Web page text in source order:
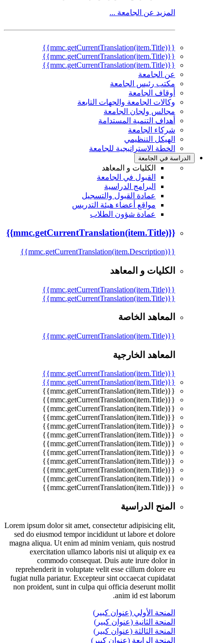
المزيد عن الجامعة ...
{{mmc.getCurrentTranslation(item.Title)}}
{{mmc.getCurrentTranslation(item.Title)}}
{{mmc.getCurrentTranslation(item.Title)}}
عن الجامعة
مكتب رئيس الجامعة
أوقاف الجامعة
وكالات الجامعة والجهات التابعة
مجالس ولجان الجامعة
أهداف التنمية المستدامة
شركاء الجامعة
الهيكل التنظيمي
الخطة الاستراتيجية للجامعة
الدراسة في الجامعة
الكليات و المعاهد
القبول في الجامعة
البرامج الدراسية
عمادة القبول والتسجيل
مواقع أعضاء هيئة التدريس
عمادة شؤون الطلاب
{{mmc.getCurrentTranslation(item.Title)}}
{{mmc.getCurrentTranslation(item.Description)}}
الكليات و المعاهد
{{mmc.getCurrentTranslation(item.Title)}}
{{mmc.getCurrentTranslation(item.Title)}}
المعاهد الخاصة
{{mmc.getCurrentTranslation(item.Title)}}
المعاهد الخارجية
{{mmc.getCurrentTranslation(item.Title)}}
{{mmc.getCurrentTranslation(item.Title)}}
{{mmc.getCurrentTranslation(item.Title)}}
{{mmc.getCurrentTranslation(item.Title)}}
{{mmc.getCurrentTranslation(item.Title)}}
{{mmc.getCurrentTranslation(item.Title)}}
{{mmc.getCurrentTranslation(item.Title)}}
{{mmc.getCurrentTranslation(item.Title)}}
{{mmc.getCurrentTranslation(item.Title)}}
{{mmc.getCurrentTranslation(item.Title)}}
{{mmc.getCurrentTranslation(item.Title)}}
{{mmc.getCurrentTranslation(item.Title)}}
{{mmc.getCurrentTranslation(item.Title)}}
{{mmc.getCurrentTranslation(item.Title)}}
المنح الدراسية
Lorem ipsum dolor sit amet, consectetur adipisicing elit,
sed do eiusmod tempor incididunt ut labore et dolore
magna aliqua. Ut enim ad minim veniam, quis nostrud
exercitation ullamco laboris nisi ut aliquip ex ea
commodo consequat. Duis aute irure dolor in
reprehenderit in voluptate velit esse cillum dolore eu
fugiat nulla pariatur. Excepteur sint occaecat cupidatat
non proident, sunt in culpa qui officia deserunt mollit
anim id est laborum.
المنحة الأولي (عنوان كبير)
المنحة الثانية (عنوان كبير)
المنحة الثالثة (عنوان كبير)
المنحة الرابعة (عنوان كبير)